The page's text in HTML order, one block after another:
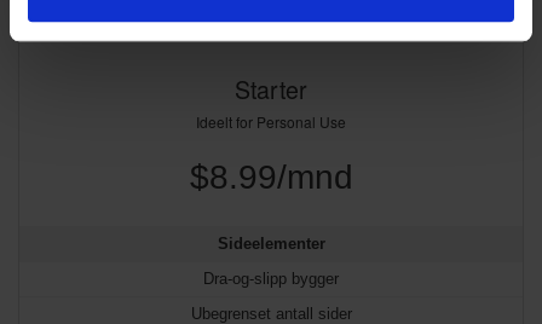
Starter
Ideelt for Personal Use
$8.99/mnd
Sideelementer
Dra-og-slipp bygger
Ubegrenset antall sider